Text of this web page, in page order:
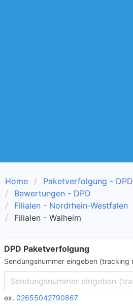
Home
Paketverfolgung - DPD
Bewertungen - DPD
Filialen - Nordrhein-Westfalen
Filialen - Walheim
DPD Paketverfolgung
Sendungsnummer eingeben (tracking
ex. 02655042790867